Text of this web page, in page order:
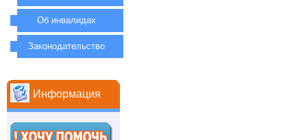
Об инвалидах
Законодательство
Информация